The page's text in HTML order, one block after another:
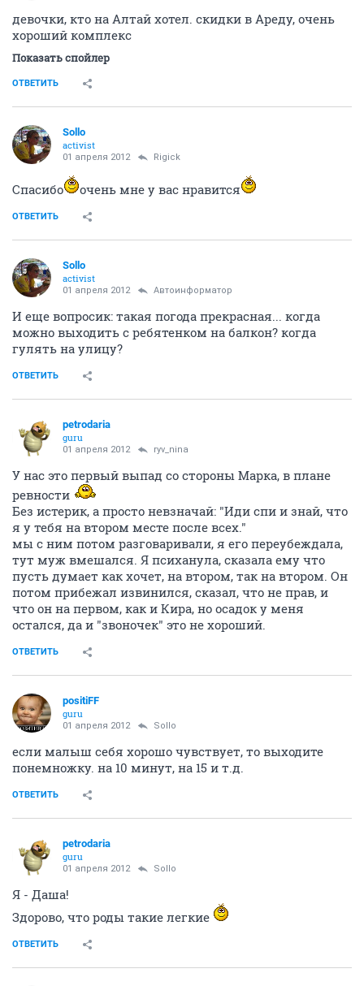
девочки, кто на Алтай хотел. скидки в Ареду, очень
хороший комплекс
Показать спойлер
ОТВЕТИТЬ
Sollo
activist
01 апреля 2012 Rigick
Спасибо очень мне у вас нравится
ОТВЕТИТЬ
Sollo
activist
01 апреля 2012 Автоинформатор
И еще вопросик: такая погода прекрасная... когда
можно выходить с ребятенком на балкон? когда
гулять на улицу?
ОТВЕТИТЬ
petrodaria
guru
01 апреля 2012 ryv_nina
У нас это первый выпад со стороны Марка, в плане
ревности
Без истерик, а просто невзначай: "Иди спи и знай, что
я у тебя на втором месте после всех."
мы с ним потом разговаривали, я его переубеждала,
тут муж вмешался. Я психанула, сказала ему что
пусть думает как хочет, на втором, так на втором. Он
потом прибежал извинился, сказал, что не прав, и
что он на первом, как и Кира, но осадок у меня
остался, да и "звоночек" это не хороший.
ОТВЕТИТЬ
positiFF
guru
01 апреля 2012 Sollo
если малыш себя хорошо чувствует, то выходите
понемножку. на 10 минут, на 15 и т.д.
ОТВЕТИТЬ
petrodaria
guru
01 апреля 2012 Sollo
Я - Даша!
Здорово, что роды такие легкие
ОТВЕТИТЬ